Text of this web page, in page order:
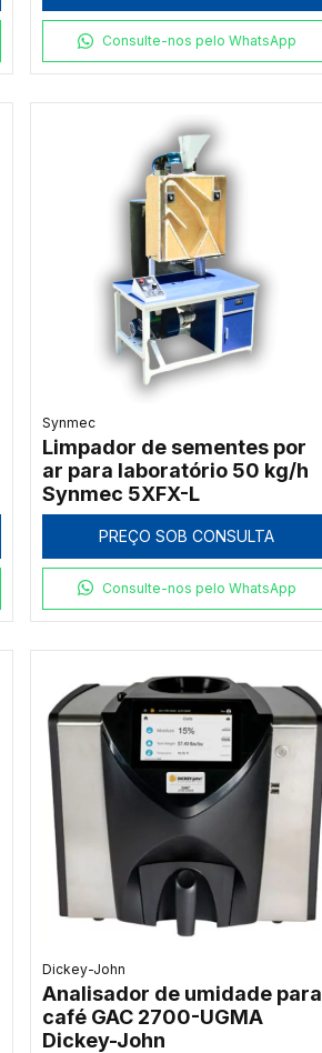
Consulte-nos pelo WhatsApp
Synmec
Limpador de sementes por
ar para laboratório 50 kg/h
Synmec 5XFX-L
PREÇO SOB CONSULTA
Consulte-nos pelo WhatsApp
Dickey-John
Analisador de umidade para
café GAC 2700-UGMA
Dickey-John